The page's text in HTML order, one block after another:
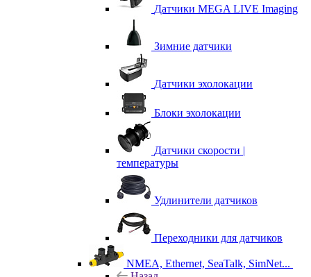
Датчики MEGA LIVE Imaging
Зимние датчики
Датчики эхолокации
Блоки эхолокации
Датчики скорости |
температуры
Удлинители датчиков
Переходники для датчиков
NMEA, Ethernet, SeaTalk, SimNet...